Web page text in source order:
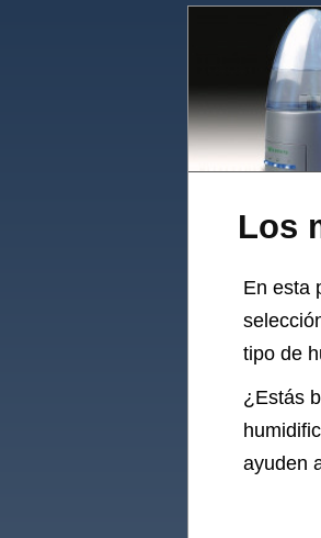
Los
En esta
tipo de
¿Estás
ayuden